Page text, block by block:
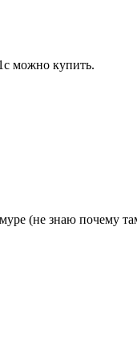
можно купить.
(не знаю почему